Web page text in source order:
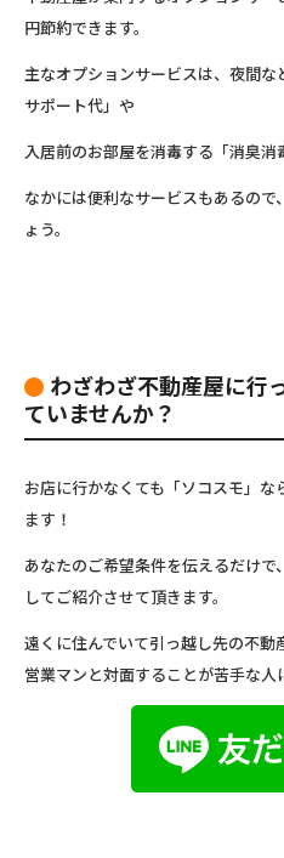
円節約できます。
主なオプションサービスは、夜間
サポート代」や
入居前のお部屋を消毒する「消臭消
なかには便利なサービスもあるの
ょう。
わざわざ不動産屋に行
ていませんか？
お店に行かなくても「ソコスモ」
ます！
あなたのご希望条件を伝えるだけ
してご紹介させて頂きます。
遠くに住んでいて引っ越し先の不
営業マンと対面することが苦手な人